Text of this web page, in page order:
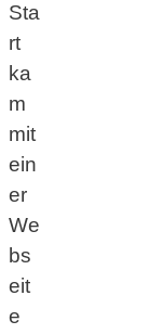
Sta
rt
ka
m
mit
ein
er
We
bs
eit
e